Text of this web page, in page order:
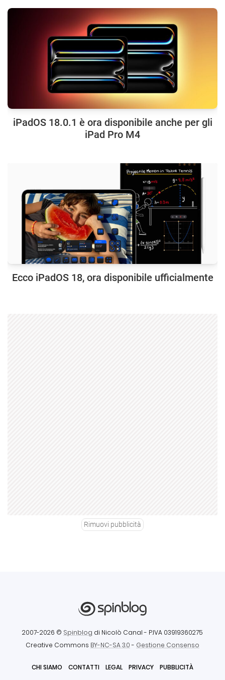
iPadOS 18.0.1 è ora disponibile anche per gli
iPad Pro M4
Ecco iPadOS 18, ora disponibile ufficialmente
Rimuovi pubblicità
2007-2026 © Spinblog di Nicolò Canal - P.IVA 03919360275
Creative Commons BY-NC-SA 3.0- Gestione Consenso
CHI SIAMO CONTATTI LEGAL PRIVACY PUBBLICITÀ